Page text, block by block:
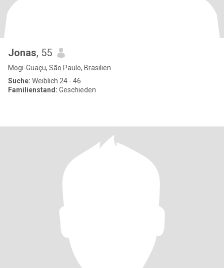
Jonas, 55
Mogi-Guaçu, São Paulo, Brasilien
Suche: Weiblich 24 - 46
Familienstand: Geschieden